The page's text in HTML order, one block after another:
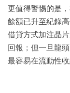
更值得警惕的是
餘額已升至紀錄
借貸方式加注晶
回報；但一旦龍
最容易在流動性收